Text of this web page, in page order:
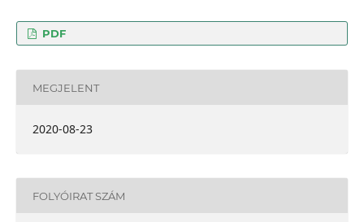
PDF
MEGJELENT
2020-08-23
FOLYÓIRAT SZÁM